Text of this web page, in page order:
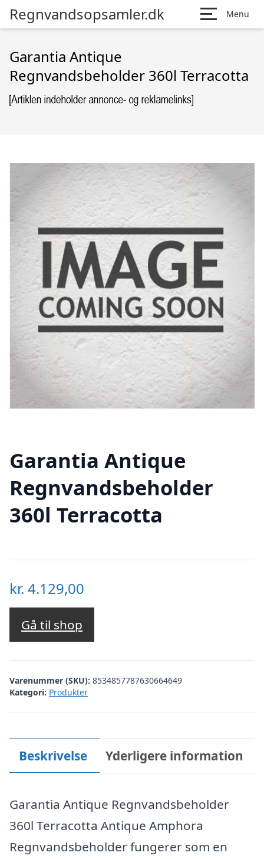
Regnvandsopsamler.dk Menu
Garantia Antique
Regnvandsbeholder 360l Terracotta
Garantia Antique
Regnvandsbeholder
360l Terracotta
kr. 4.129,00
Gå til shop
Varenummer (SKU): 8534857787630664649
Kategori: Produkter
Beskrivelse Yderligere information
Garantia Antique Regnvandsbeholder
360l Terracotta Antique Amphora
Regnvandsbeholder fungerer som en